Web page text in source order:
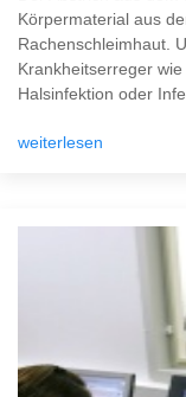
Körpermaterial aus
Rachenschleimhaut.
Krankheitserreger
Halsinfektion oder
weiterlesen